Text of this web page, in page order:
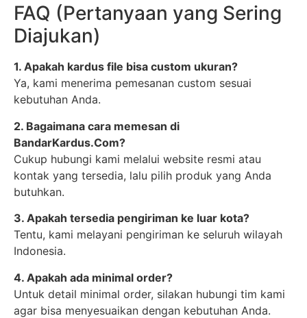
FAQ (Pertanyaan yang Sering
Diajukan)
1. Apakah kardus file bisa custom ukuran?
Ya, kami menerima pemesanan custom sesuai
kebutuhan Anda.
2. Bagaimana cara memesan di
BandarKardus.Com?
Cukup hubungi kami melalui website resmi atau
kontak yang tersedia, lalu pilih produk yang Anda
butuhkan.
3. Apakah tersedia pengiriman ke luar kota?
Tentu, kami melayani pengiriman ke seluruh wilayah
Indonesia.
4. Apakah ada minimal order?
Untuk detail minimal order, silakan hubungi tim kami
agar bisa menyesuaikan dengan kebutuhan Anda.